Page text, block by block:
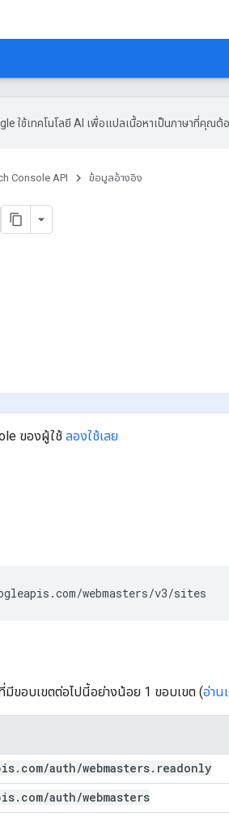
ใช้เทคโนโลยี AI เพื่อแปลเนื้อหาเป็นภาษาที่คุณ
Console API ข้อมูลอ้างอิง
ของผู้ใช้ ลองใช้เลย
webmasters/v3/sites
มีขอบเขตต่อไปนี้อย่างน้อย 1 ขอบเขต (อ่าน
. com/auth/webmasters. readonly
. com/auth/webmasters